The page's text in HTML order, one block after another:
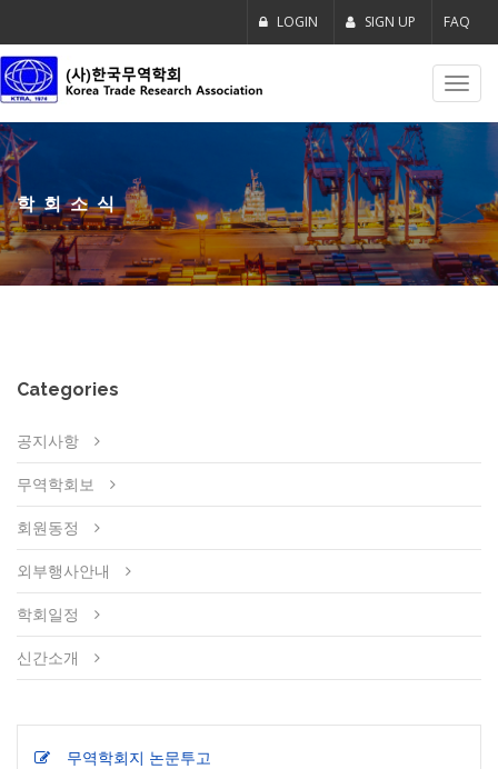
LOGIN SIGN UP FAQ
학회소식
Categories
공지사항
무역학회보
회원동정
외부행사안내
학회일정
신간소개
무역학회지 논문투고